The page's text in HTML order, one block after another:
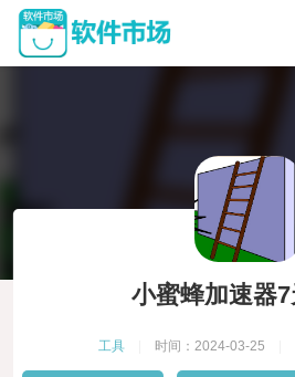
小蜜蜂加速器7
工具 时间：2024-03-25